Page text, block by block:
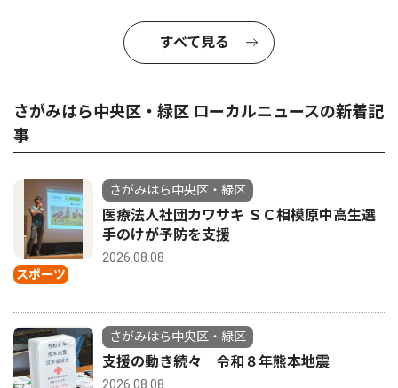
すべて見る
さがみはら中央区・緑区 ローカルニュースの新着記
事
スポーツ
さがみはら中央区・緑区
医療法人社団カワサキ ＳＣ相模原中高生選
手のけが予防を支援
2026.08.08
さがみはら中央区・緑区
支援の動き続々 令和８年熊本地震
2026.08.08